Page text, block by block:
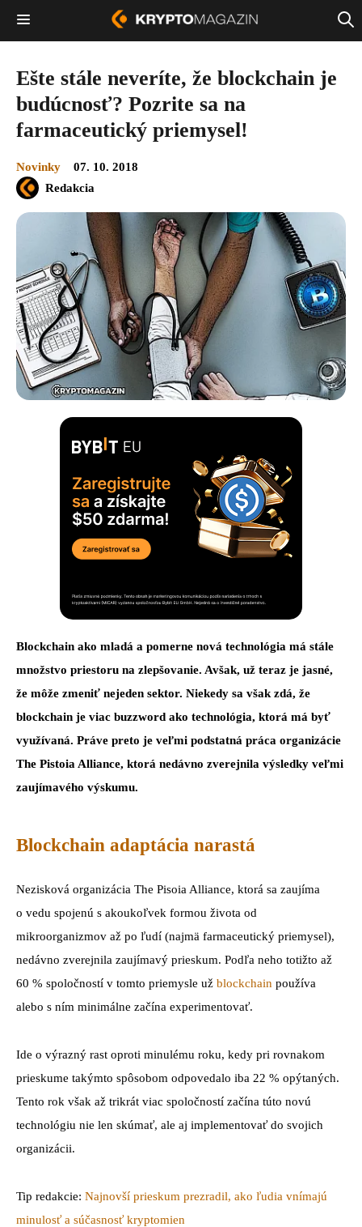
Ešte stále neveríte, že blockchain je
budúcnosť? Pozrite sa na
farmaceutický priemysel!
Novinky
07. 10. 2018
Redakcia
Blockchain ako mladá a pomerne nová technológia má stále
množstvo priestoru na zlepšovanie. Avšak, už teraz je jasné,
že môže zmeniť nejeden sektor. Niekedy sa však zdá, že
blockchain je viac buzzword ako technológia, ktorá má byť
využívaná. Práve preto je veľmi podstatná práca organizácie
The Pistoia Alliance, ktorá nedávno zverejnila výsledky veľmi
zaujímavého výskumu.
Blockchain adaptácia narastá
Nezisková organizácia The Pisoia Alliance, ktorá sa zaujíma
o vedu spojenú s akoukoľvek formou života od
mikroorganizmov až po ľudí (najmä farmaceutický priemysel),
nedávno zverejnila zaujímavý prieskum. Podľa neho totižto až
60 % spoločností v tomto priemysle už blockchain používa
alebo s ním minimálne začína experimentovať.
Ide o výrazný rast oproti minulému roku, kedy pri rovnakom
prieskume takýmto spôsobom odpovedalo iba 22 % opýtaných.
Tento rok však až trikrát viac spoločností začína túto novú
technológiu nie len skúmať, ale aj implementovať do svojich
organizácii.
Tip redakcie: Najnovší prieskum prezradil, ako ľudia vnímajú
minulosť a súčasnosť kryptomien